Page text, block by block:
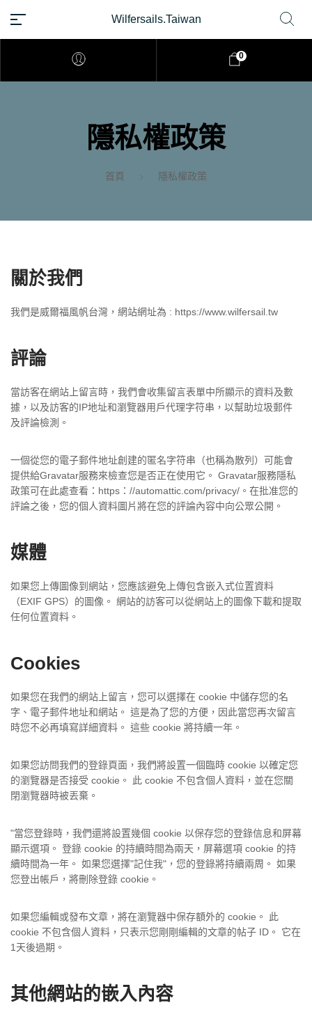
Wilfersails.Taiwan
0
隱私權政策
首頁 隱私權政策
關於我們
我們是威爾福風帆台灣，網站網址為 : https://www.wilfersail.tw
評論
當訪客在網站上留言時，我們會收集留言表單中所顯示的資料及數
據，以及訪客的IP地址和瀏覽器用戶代理字符串，以幫助垃圾郵件
及評論檢測。
一個從您的電子郵件地址創建的匿名字符串（也稱為散列）可能會
提供給Gravatar服務來檢查您是否正在使用它。 Gravatar服務隱私
政策可在此處查看：https：//automattic.com/privacy/。在批准您的
評論之後，您的個人資料圖片將在您的評論內容中向公眾公開。
媒體
如果您上傳圖像到網站，您應該避免上傳包含嵌入式位置資料
（EXIF GPS）的圖像。 網站的訪客可以從網站上的圖像下載和提取
任何位置資料。
Cookies
如果您在我們的網站上留言，您可以選擇在 cookie 中儲存您的名
字、電子郵件地址和網站。 這是為了您的方便，因此當您再次留言
時您不必再填寫詳細資料。 這些 cookie 將持續一年。
如果您訪問我們的登錄頁面，我們將設置一個臨時 cookie 以確定您
的瀏覽器是否接受 cookie。 此 cookie 不包含個人資料，並在您關
閉瀏覽器時被丟棄。
"當您登錄時，我們還將設置幾個 cookie 以保存您的登錄信息和屏幕
顯示選項。 登錄 cookie 的持續時間為兩天，屏幕選項 cookie 的持
續時間為一年。 如果您選擇"記住我"，您的登錄將持續兩周。 如果
您登出帳戶，將刪除登錄 cookie。
如果您編輯或發布文章，將在瀏覽器中保存額外的 cookie。 此
cookie 不包含個人資料，只表示您剛剛編輯的文章的帖子 ID。 它在
1天後過期。
其他網站的嵌入內容